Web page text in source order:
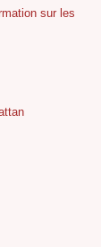
sur les